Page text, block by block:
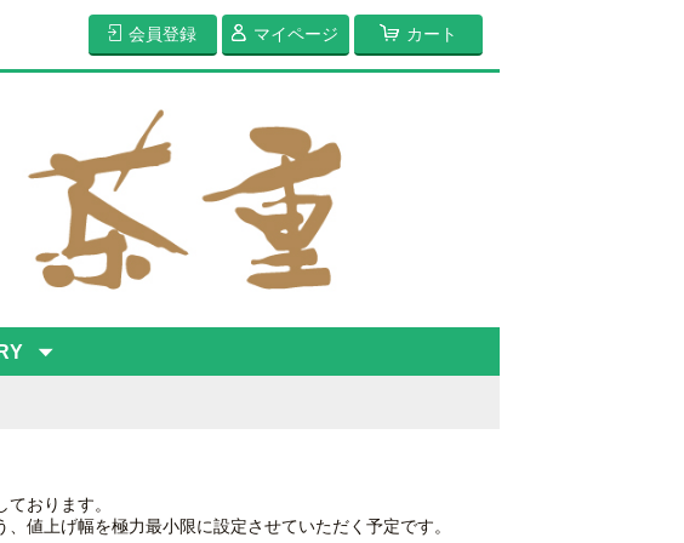
会員登録 マイページ カート
おります。
値上げ幅を極力最小限に設定させていただく予定です。